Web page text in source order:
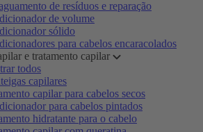
de resíduos e reparação
de volume
sólido
para cabelos encaracolados
e tratamento capilar
todos
capilares
capilar para cabelos secos
para cabelos pintados
hidratante para o cabelo